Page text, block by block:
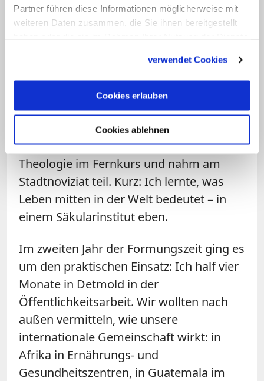
Partner führen diese Informationen möglicherweise mit
weiteren Daten zusammen, die Sie ihnen bereitgestellt
verwendet Cookies
Cookies erlauben
Cookies ablehnen
Das erste Jahr lebte ich in Münster, lernte
ehrenamtlich bei der Bahnhofsmission.
mich in Stundengebet, Betrachtung,
Altem und Neuem Testament, der
Benediktsregel und den Konstitutionen,
Institutsgeschichte. Dazu studierte ich
Theologie im Fernkurs und nahm am
Stadtnoviziat teil. Kurz: Ich lernte, was
Leben mitten in der Welt bedeutet – in
einem Säkularinstitut eben.
Im zweiten Jahr der Formungszeit ging es
um den praktischen Einsatz: Ich half vier
Monate in Detmold in der
Öffentlichkeitsarbeit. Wir wollten nach
außen vermitteln, wie unsere
internationale Gemeinschaft wirkt: in
Afrika in Ernährungs- und
Gesundheitszentren, in Guatemala im